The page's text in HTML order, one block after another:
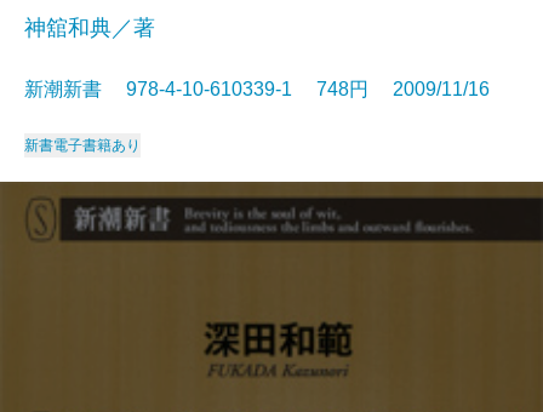
神舘和典／著
新潮新書 978-4-10-610339-1 748円 2009/11/16
新書電子書籍あり